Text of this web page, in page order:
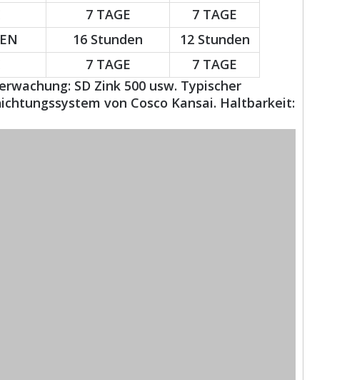
7 TAGE
7 TAGE
16 Stunden
12 Stunden
7 TAGE
7 TAGE
SD Zink 500 usw. Typischer
von Cosco Kansai. Haltbarkeit: